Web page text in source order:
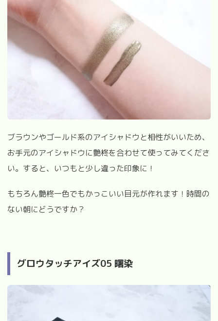
ブラウンやゴールド系のアイシャドウと相性がいいため、
お手元のアイシャドウに艶柊を合わせて使ってみてくださ
い。すると、いつもと少し違った印象に！
もちろん艶柊一色でもかっこいい目元が作れます！時間の
ない朝にどうですか？
グロウタッチアイズ05 曙染